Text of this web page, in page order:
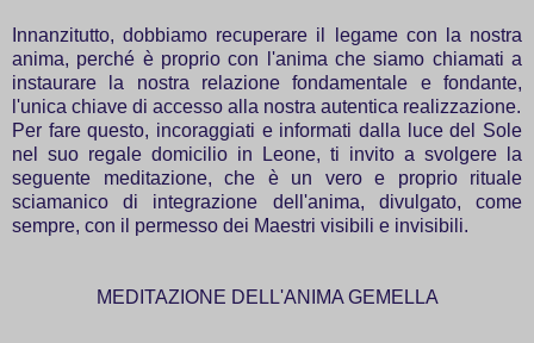
Innanzitutto, dobbiamo recuperare il legame con la nostra
anima, perché è proprio con l'anima che siamo chiamati a
instaurare la nostra relazione fondamentale e fondante,
l'unica chiave di accesso alla nostra autentica realizzazione.
Per fare questo, incoraggiati e informati dalla luce del Sole
nel suo regale domicilio in Leone, ti invito a svolgere la
seguente meditazione, che è un vero e proprio rituale
sciamanico di integrazione dell'anima, divulgato, come
sempre, con il permesso dei Maestri visibili e invisibili.
MEDITAZIONE DELL'ANIMA GEMELLA